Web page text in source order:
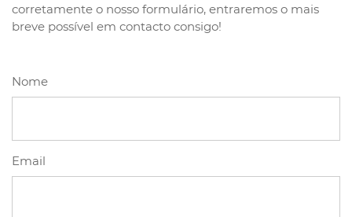
corretamente o nosso formulário, entraremos o mais
breve possível em contacto consigo!
Nome
Email